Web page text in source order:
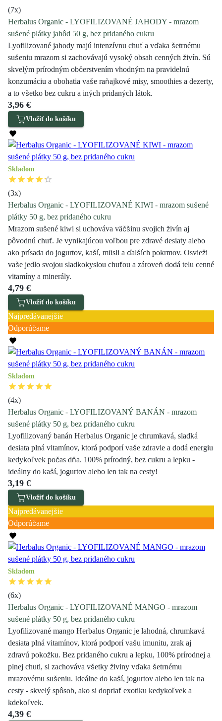
(7x)
Herbalus Organic - LYOFILIZOVANÉ JAHODY - mrazom
sušené plátky jahôd 50 g, bez pridaného cukru
Lyofilizované jahody majú intenzívnu chuť a vďaka šetrnému
sušeniu mrazom si zachovávajú vysoký obsah cenných živín. Sú
skvelým prírodným občerstvením vhodným na pravidelnú
konzumáciu a obohatia vaše raňajkové misy, smoothies a dezerty,
a to všetko bez cukru a iných pridaných látok.
3,96 €
Vložiť do košíku
Skladom
(3x)
Herbalus Organic - LYOFILIZOVANÉ KIWI - mrazom sušené
plátky 50 g, bez pridaného cukru
Mrazom sušené kiwi si uchováva väčšinu svojich živín aj
pôvodnú chuť. Je vynikajúcou voľbou pre zdravé desiaty alebo
ako prísada do jogurtov, kaší, müsli a ďalších pokrmov. Osvieži
vaše jedlo svojou sladkokyslou chuťou a zároveň dodá telu cenné
vitamíny a minerály.
4,79 €
Vložiť do košíku
Najpredávanejšie
Odporúčame
Skladom
(4x)
Herbalus Organic - LYOFILIZOVANÝ BANÁN - mrazom
sušené plátky 50 g, bez pridaného cukru
Lyofilizovaný banán Herbalus Organic je chrumkavá, sladká
desiata plná vitamínov, ktorá podporí vaše zdravie a dodá energiu
kedykoľvek počas dňa. 100% prírodný, bez cukru a lepku -
ideálny do kaší, jogurtov alebo len tak na cesty!
3,19 €
Vložiť do košíku
Najpredávanejšie
Odporúčame
Skladom
(6x)
Herbalus Organic - LYOFILIZOVANÉ MANGO - mrazom
sušené plátky 50 g, bez pridaného cukru
Lyofilizované mango Herbalus Organic je lahodná, chrumkavá
desiata plná vitamínov, ktorá podporí vašu imunitu, zrak aj
zdravú pokožku. Bez pridaného cukru a lepku, 100% prírodnej a
plnej chuti, si zachováva všetky živiny vďaka šetrnému
mrazovému sušeniu. Ideálne do kaší, jogurtov alebo len tak na
cesty - skvelý spôsob, ako si dopriať exotiku kedykoľvek a
kdekoľvek.
4,39 €